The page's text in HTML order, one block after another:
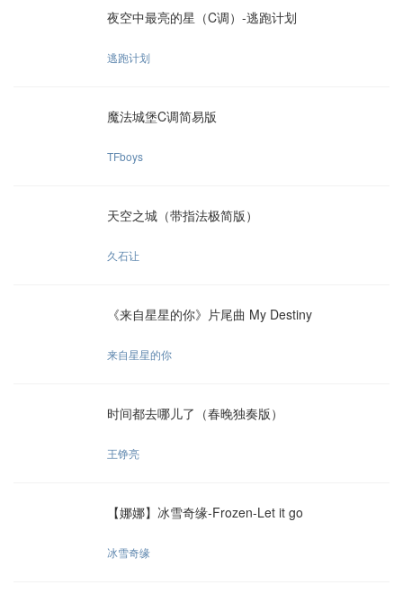
夜空中最亮的星（C调）-逃跑计划
逃跑计划
魔法城堡C调简易版
TFboys
天空之城（带指法极简版）
久石让
《来自星星的你》片尾曲 My Destiny
来自星星的你
时间都去哪儿了（春晚独奏版）
王铮亮
【娜娜】冰雪奇缘-Frozen-Let it go
冰雪奇缘